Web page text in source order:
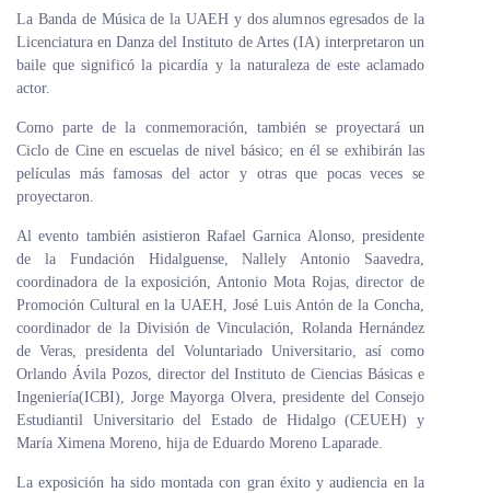
La Banda de Música de la UAEH y dos alumnos egresados de la
Licenciatura en Danza del Instituto de Artes (IA) interpretaron un
baile que significó la picardía y la naturaleza de este aclamado
actor.
Como parte de la conmemoración, también se proyectará un
Ciclo de Cine en escuelas de nivel básico; en él se exhibirán las
películas más famosas del actor y otras que pocas veces se
proyectaron.
Al evento también asistieron Rafael Garnica Alonso, presidente
de la Fundación Hidalguense, Nallely Antonio Saavedra,
coordinadora de la exposición, Antonio Mota Rojas, director de
Promoción Cultural en la UAEH, José Luis Antón de la Concha,
coordinador de la División de Vinculación, Rolanda Hernández
de Veras, presidenta del Voluntariado Universitario, así como
Orlando Ávila Pozos, director del Instituto de Ciencias Básicas e
Ingeniería(ICBI), Jorge Mayorga Olvera, presidente del Consejo
Estudiantil Universitario del Estado de Hidalgo (CEUEH) y
María Ximena Moreno, hija de Eduardo Moreno Laparade.
La exposición ha sido montada con gran éxito y audiencia en la